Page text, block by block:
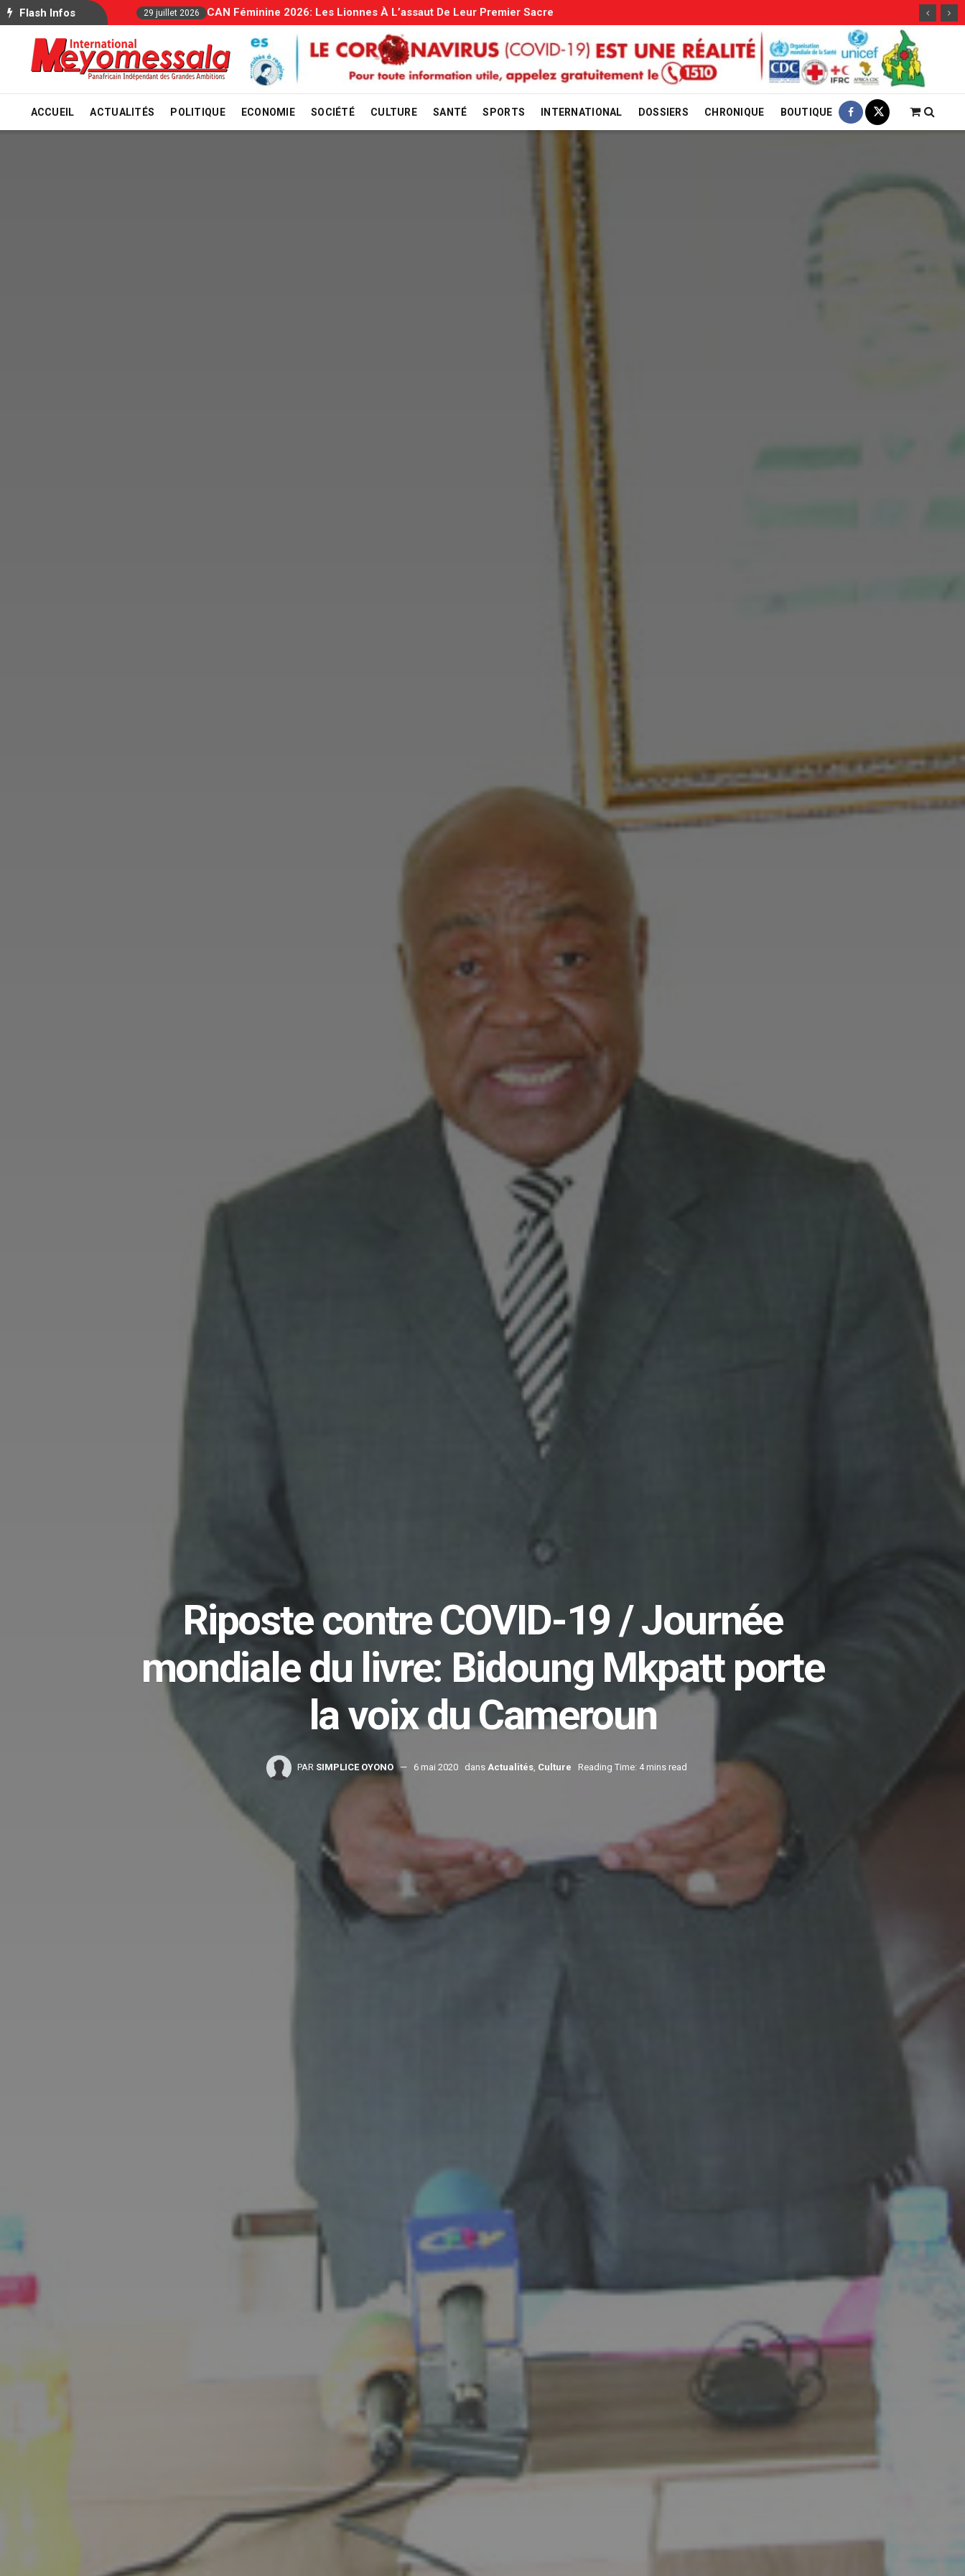
ACCUEIL ACTUALITÉS POLITIQUE ECONOMIE SOCIÉTÉ CULTURE SANTÉ SPORTS INTERNATIONAL DOSSIERS CHRONIQUE BOUTIQUE
Riposte contre COVID-19 / Journée
mondiale du livre: Bidoung Mkpatt porte
la voix du Cameroun
PAR SIMPLICE OYONO 6 mai 2020 dans Actualités, Culture Reading Time: 4 mins read
Flash Infos 29 juillet 2026 Allocations Familiales: Le Gouvernement Entame La Vérification 29